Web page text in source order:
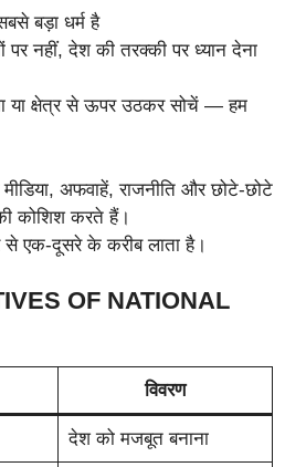
बड़ा धर्म है
पर नहीं, देश की तरक्की पर ध्यान देना
या क्षेत्र से ऊपर उठकर सोचें — हम
अफवाहें, राजनीति और छोटे-छोटे
कोशिश करते हैं।
से एक-दूसरे के करीब लाता है।
OF NATIONAL
विवरण
देश को मजबूत बनाना